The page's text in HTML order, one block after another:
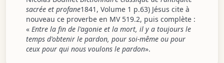
sacrée et profane1841, Volume 1 p.63) Jésus cite à
nouveau ce proverbe en MV 519.2, puis complète :
« Entre la fin de l'agonie et la mort, il y a toujours le
temps d'obtenir le pardon, pour soi-même ou pour
ceux pour qui nous voulons le pardon».